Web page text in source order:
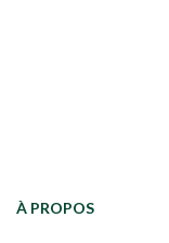
À PROPOS